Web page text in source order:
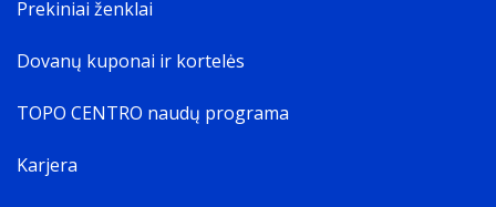
Prekiniai ženklai
Dovanų kuponai ir kortelės
TOPO CENTRO naudų programa
Karjera